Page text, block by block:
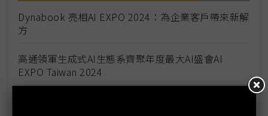
Dynabook 亮相AI EXPO 2024：為企業客戶帶來新解
方
高通領軍生成式AI生態系齊聚年度最大AI盛會AI
EXPO Taiwan 2024